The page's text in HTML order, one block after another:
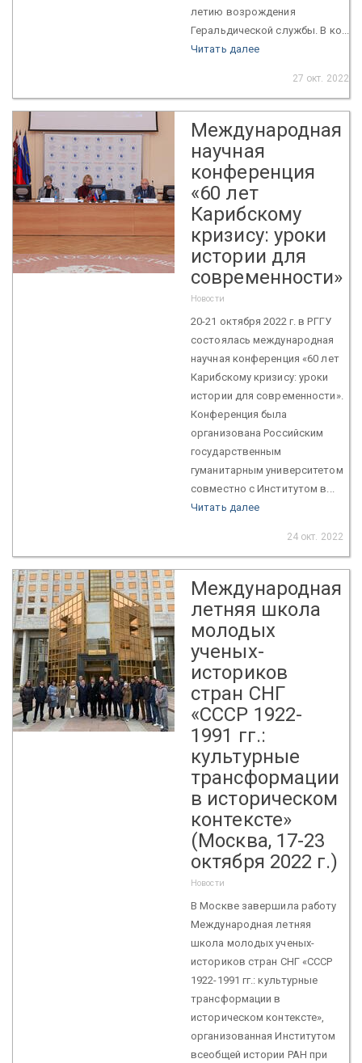
летию возрождения
Геральдической службы. В ко...
Читать далее
27 окт. 2022
Международная
научная
конференция
«60 лет
Карибскому
кризису: уроки
истории для
современности»
Новости
20-21 октября 2022 г. в РГГУ
состоялась международная
научная конференция «60 лет
Карибскому кризису: уроки
истории для современности».
Конференция была
организована Российским
государственным
гуманитарным университетом
совместно c Институтом в...
Читать далее
24 окт. 2022
Международная
летняя школа
молодых
ученых-
историков
стран СНГ
«СССР 1922-
1991 гг.:
культурные
трансформации
в историческом
контексте»
(Москва, 17-23
октября 2022 г.)
Новости
В Москве завершила работу
Международная летняя
школа молодых ученых-
историков стран СНГ «СССР
1922-1991 гг.: культурные
трансформации в
историческом контексте»,
организованная Институтом
всеобщей истории РАН при